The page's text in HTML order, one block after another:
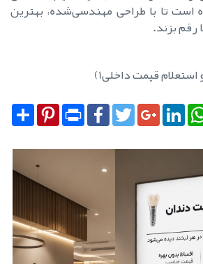
است تا با طراحی مهندسی‌شده، بهترین
رقم بزند.
Share
Pinterest Print
FacebookTwitterGoogle+LinkedIn